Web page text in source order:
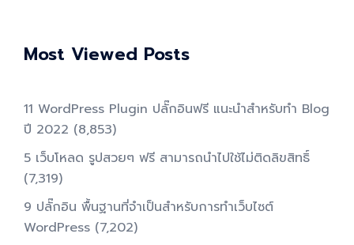
Most Viewed Posts
11 WordPress Plugin ปลั๊กอินฟรี แนะนำสำหรับทำ Blog
ปี 2022 (8,853)
5 เว็บโหลด รูปสวยๆ ฟรี สามารถนำไปใช้ไม่ติดลิขสิทธิ์
(7,319)
9 ปลั๊กอิน พื้นฐานที่จำเป็นสำหรับการทําเว็บไซต์
WordPress (7,202)